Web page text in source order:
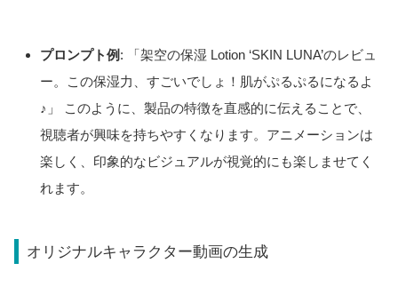
プロンプト例 : 「架空の保湿 Lotion ‘SKIN LUNA’のレビュ
ー。この保湿力、すごいでしょ！肌がぷるぷるになるよ
♪」
このように、製品の特徴を直感的に伝えることで、
視聴者が興味を持ちやすくなります。アニメーションは
楽しく、印象的なビジュアルが視覚的にも楽しませてく
れます。
オリジナルキャラクター動画の生成